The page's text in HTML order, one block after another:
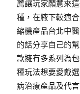
薦讓玩家願意來
種，在腋下較適
縮機產品台北中
的話分享自己的
款擁有多系列為
種玩法想要愛戴
病治療產品及代